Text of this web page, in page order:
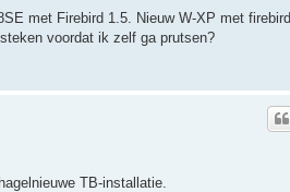
met Firebird 1.5. Nieuw W-XP met firebird
voordat ik zelf ga prutsen?
TB-installatie.